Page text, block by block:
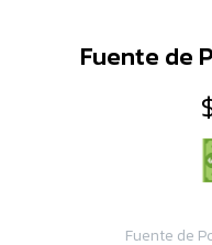
Fuente de
Fuente de